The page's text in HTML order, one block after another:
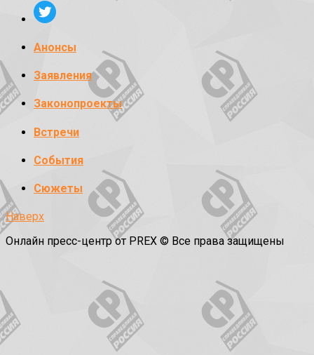
Анонсы
Заявления
Законопроекты
Встречи
События
Сюжеты
Наверх
Онлайн пресс-центр от PREX © Все права защищены